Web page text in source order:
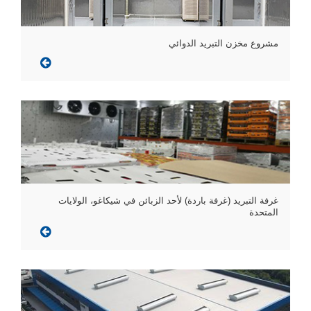
مشروع مخزن التبريد الدوائي
غرفة التبريد (غرفة باردة) لأحد الزبائن في شيكاغو، الولايات
المتحدة